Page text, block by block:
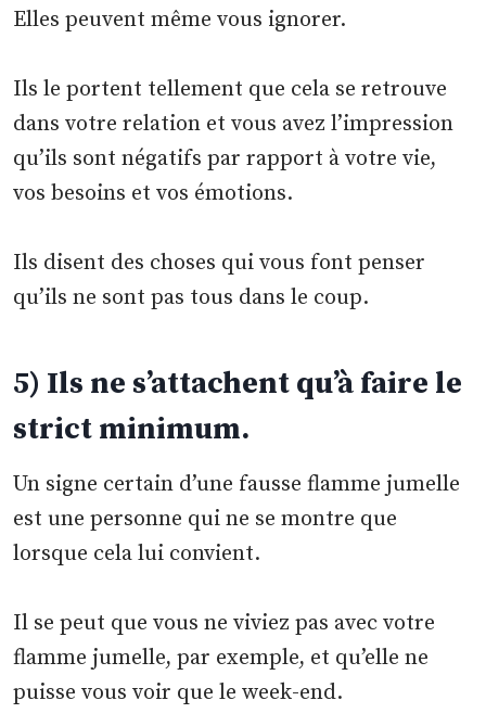
Elles peuvent même vous ignorer.
Ils le portent tellement que cela se retrouve
dans votre relation et vous avez l’impression
qu’ils sont négatifs par rapport à votre vie,
vos besoins et vos émotions.
Ils disent des choses qui vous font penser
qu’ils ne sont pas tous dans le coup.
5) Ils ne s’attachent qu’à faire le
strict minimum.
Un signe certain d’une fausse flamme jumelle
est une personne qui ne se montre que
lorsque cela lui convient.
Il se peut que vous ne viviez pas avec votre
flamme jumelle, par exemple, et qu’elle ne
puisse vous voir que le week-end.